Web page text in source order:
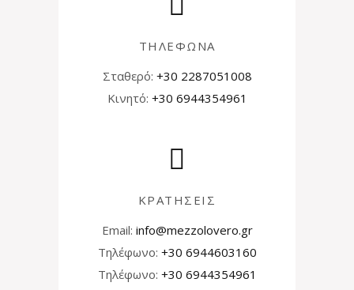
ΤΗΛΕΦΩΝΑ
Σταθερό: +30 2287051008
Κινητό: +30 6944354961
ΚΡΑΤΗΣΕΙΣ
Email: info@mezzolovero.gr
Τηλέφωνο: +30 6944603160
Τηλέφωνο: +30 6944354961